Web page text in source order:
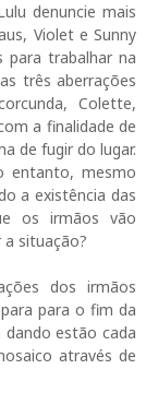
denuncie mais
Violet e Sunny
para trabalhar na
três aberrações
Colette,
a finalidade de
de fugir do lugar.
entanto, mesmo
a existência das
os irmãos vão
situação?
dos irmãos
para o fim da
estão cada
através de